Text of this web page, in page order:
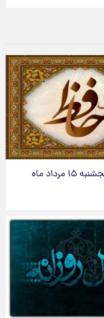
فال حافظ پنجشنبه ۱۵ مرداد ماه